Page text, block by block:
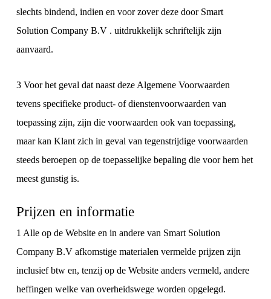
slechts bindend, indien en voor zover deze door Smart
Solution Company B.V . uitdrukkelijk schriftelijk zijn
aanvaard.
3 Voor het geval dat naast deze Algemene Voorwaarden
tevens specifieke product- of dienstenvoorwaarden van
toepassing zijn, zijn die voorwaarden ook van toepassing,
maar kan Klant zich in geval van tegenstrijdige voorwaarden
steeds beroepen op de toepasselijke bepaling die voor hem het
meest gunstig is.
Prijzen en informatie
1 Alle op de Website en in andere van Smart Solution
Company B.V afkomstige materialen vermelde prijzen zijn
inclusief btw en, tenzij op de Website anders vermeld, andere
heffingen welke van overheidswege worden opgelegd.